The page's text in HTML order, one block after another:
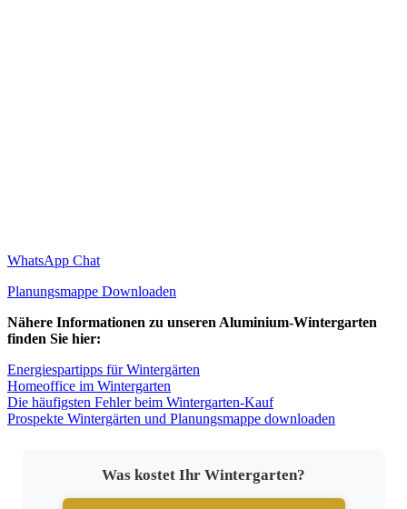
WhatsApp Chat
Planungsmappe Downloaden
Nähere Informationen zu unseren Aluminium-Wintergarten
finden Sie hier:
Energiespartipps für Wintergärten
Homeoffice im Wintergarten
Die häufigsten Fehler beim Wintergarten-Kauf
Prospekte Wintergärten und Planungsmappe downloaden
Was kostet Ihr Wintergarten?